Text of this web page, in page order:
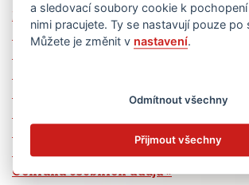
Elektronická žákovská knížka
Jídelní lístek
Volná pracovní místa
Zřizovatel školy (MČ Praha 6)
Ochrana osobních údajů
a sledovací soubory cookie k
nimi pracujete. Ty se nastavují pouze po
Můžete je změnit v nastavení.
Odmítnout všechny
Přijmout všechny